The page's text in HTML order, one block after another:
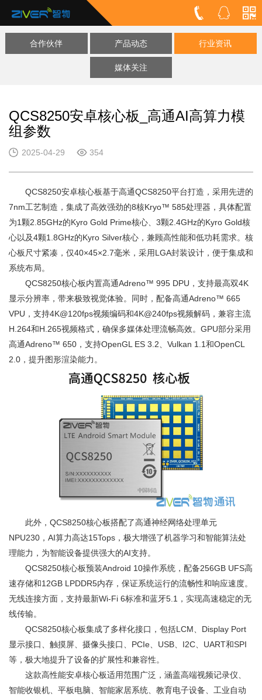
合作伙伴 产品动态 行业资讯
媒体关注
QCS8250安卓核心板_高通AI高算力模
组参数
2025-04-29 354
QCS8250安卓核心板基于高通QCS8250平台打造，采用先进的
7nm工艺制造，集成了高效强劲的8核Kryo™ 585处理器，具体配置
为1颗2.85GHz的Kyro Gold Prime核心、3颗2.4GHz的Kyro Gold核
心以及4颗1.8GHz的Kyro Silver核心，兼顾高性能和低功耗需求。核
心板尺寸紧凑，仅40×45×2.7毫米，采用LGA封装设计，便于集成和
系统布局。
QCS8250核心板内置高通Adreno™ 995 DPU，支持最高双4K
显示分辨率，带来极致视觉体验。同时，配备高通Adreno™ 665
VPU，支持4K@120fps视频编码和4K@240fps视频解码，兼容主流
H.264和H.265视频格式，确保多媒体处理流畅高效。GPU部分采用
高通Adreno™ 650，支持OpenGL ES 3.2、Vulkan 1.1和OpenCL
2.0，提升图形渲染能力。
此外，QCS8250核心板搭配了高通神经网络处理单元
NPU230，AI算力高达15Tops，极大增强了机器学习和智能算法处
理能力，为智能设备提供强大的AI支持。
QCS8250核心板预装Android 10操作系统，配备256GB UFS高
速存储和12GB LPDDR5内存，保证系统运行的流畅性和响应速度。
无线连接方面，支持最新Wi-Fi 6标准和蓝牙5.1，实现高速稳定的无
线传输。
QCS8250核心板集成了多样化接口，包括LCM、Display Port
显示接口、触摸屏、摄像头接口、PCIe、USB、I2C、UART和SPI
等，极大地提升了设备的扩展性和兼容性。
这款高性能安卓核心板适用范围广泛，涵盖高端视频记录仪、
智能收银机、平板电脑、智能家居系统、教育电子设备、工业自动